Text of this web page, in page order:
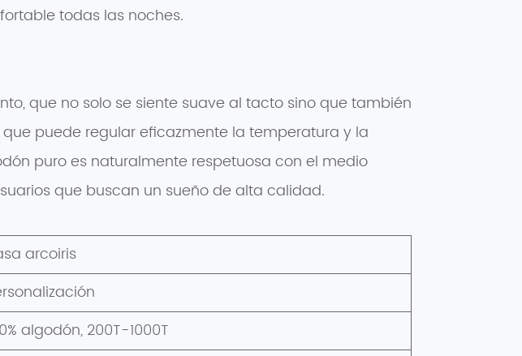
todas las noches.
que no solo se siente suave al tacto sino que también
puede regular eficazmente la temperatura y la
puro es naturalmente respetuosa con el medio
que buscan un sueño de alta calidad.
arcoiris
algodón, 200T-1000T